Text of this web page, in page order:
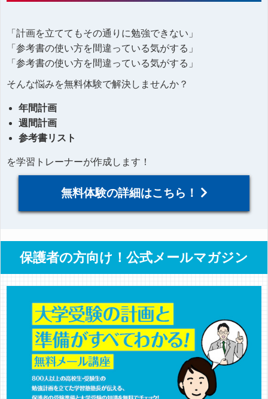
「計画を立ててもその通りに勉強できない」
「参考書の使い方を間違っている気がする」
「参考書の使い方を間違っている気がする」
そんな悩みを無料体験で解決しませんか？
年間計画
週間計画
参考書リスト
を学習トレーナーが作成します！
無料体験の詳細はこちら！
保護者の方向け！公式メールマガジン